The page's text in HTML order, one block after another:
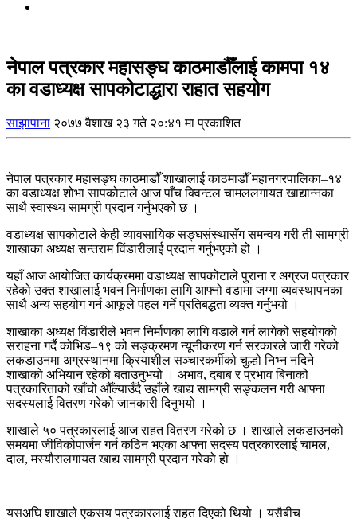
नेपाल पत्रकार महासङ्घ काठमाडौँलाई कामपा १४
का वडाध्यक्ष सापकोटाद्धारा राहात सहयोग
साझापाना २०७७ वैशाख २३ गते २०:४१ मा प्रकाशित
नेपाल पत्रकार महासङ्घ काठमाडौँ शाखालाई काठमाडौँ महानगरपालिका–१४
का वडाध्यक्ष शोभा सापकोटाले आज पाँच क्विन्टल चामललगायत खाद्यान्नका
साथै स्वास्थ्य सामग्री प्रदान गर्नुभएको छ ।
वडाध्यक्ष सापकोटाले केही व्यावसायिक सङ्घसंस्थासँग समन्वय गरी ती सामग्री
शाखाका अध्यक्ष सन्तराम विंडारीलाई प्रदान गर्नुभएको हो ।
यहाँ आज आयोजित कार्यक्रममा वडाध्यक्ष सापकोटाले पुराना र अग्रज पत्रकार
रहेको उक्त शाखालाई भवन निर्माणका लागि आफ्नो वडामा जग्गा व्यवस्थापनका
साथै अन्य सहयोग गर्न आफूले पहल गर्ने प्रतिबद्धता व्यक्त गर्नुभयो ।
शाखाका अध्यक्ष विंडारीले भवन निर्माणका लागि वडाले गर्न लागेको सहयोगको
सराहना गर्दै कोभिड–१९ को सङ्क्रमण न्यूनीकरण गर्न सरकारले जारी गरेको
लकडाउनमा अग्रस्थानमा क्रियाशील सञ्चारकर्मीको चुल्हो निभ्न नदिने
शाखाको अभियान रहेको बताउनुभयो । अभाव, दबाब र प्रभाव बिनाको
पत्रकारिताको खाँचो औँल्याउँदै उहाँले खाद्य सामग्री सङ्कलन गरी आफ्ना
सदस्यलाई वितरण गरेको जानकारी दिनुभयो ।
शाखाले ५० पत्रकारलाई आज राहत वितरण गरेको छ । शाखाले लकडाउनको
समयमा जीविकोपार्जन गर्न कठिन भएका आफ्ना सदस्य पत्रकारलाई चामल,
दाल, मस्यौरालगायत खाद्य सामग्री प्रदान गरेको हो ।
यसअघि शाखाले एकसय पत्रकारलाई राहत दिएको थियो । यसैबीच